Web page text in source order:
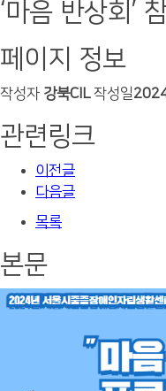
‘마음 반상회’
페이지 정보
작성자 강북CIL 작성일
관련링크
이전글
다음글
목록
본문